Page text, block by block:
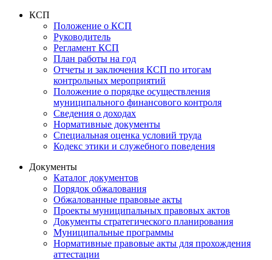
КСП
Положение о КСП
Руководитель
Регламент КСП
План работы на год
Отчеты и заключения КСП по итогам
контрольных мероприятий
Положение о порядке осуществления
муниципального финансового контроля
Сведения о доходах
Нормативные документы
Специальная оценка условий труда
Кодекс этики и служебного поведения
Документы
Каталог документов
Порядок обжалования
Обжалованные правовые акты
Проекты муниципальных правовых актов
Документы стратегического планирования
Муниципальные программы
Нормативные правовые акты для прохождения
аттестации